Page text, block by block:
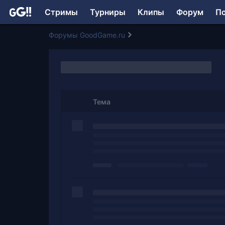
Стримы Турниры Клипы Форум
Форумы GoodGame.ru
Тема